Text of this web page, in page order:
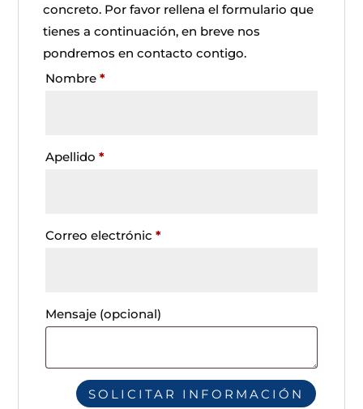
concreto. Por favor rellena el formulario que
tienes a continuación, en breve nos
pondremos en contacto contigo.
Nombre*
Apellido*
Correo electrónic*
Mensaje (opcional)